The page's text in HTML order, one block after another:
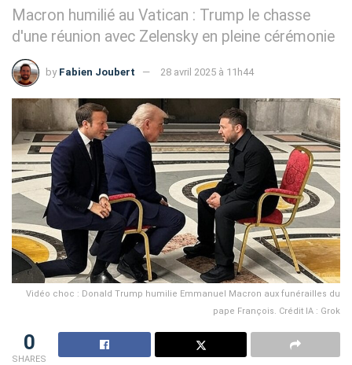
Macron humilié au Vatican : Trump le chasse
d'une réunion avec Zelensky en pleine cérémonie
by Fabien Joubert 28 avril 2025 à 11h44
Vidéo choc : Donald Trump humilie Emmanuel Macron aux funérailles du
pape François. Crédit IA : Grok
0
SHARES